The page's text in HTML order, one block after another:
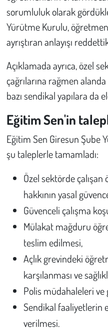
sorumluluk olarak
Yürütme Kurulu,
ayrıştıran anlayışı
Açıklamada ayrıca, özel
çağrılarına rağmen
bazı sendikal yapılara da
Eğitim Sen'in
Eğitim Sen Giresun Şube
şu taleplerle tamamladı:
Özel sektörde
hakkının yasal
Güvenceli çalışma
Mülakat mağduru
teslim edilmesi,
Açlık grevindeki
karşılanması ve
Polis müdahaleleri ve
Sendikal faaliyetlerin
verilmesi.